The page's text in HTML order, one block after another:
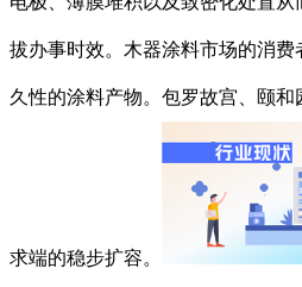
拔办事时效。木器涂料市场的消
久性的涂料产物。包罗故宫、颐
求端的稳步扩容。